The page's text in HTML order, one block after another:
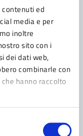
ed
media e per
inoltre
sito con i
dei dati web,
combinarle con
hanno raccolto